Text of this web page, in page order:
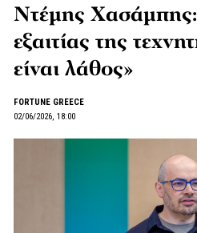
Ντέμης Χασάμπης:
εξαιτίας της
είναι λάθος»
FORTUNE GREECE
02/06/2026, 18:00